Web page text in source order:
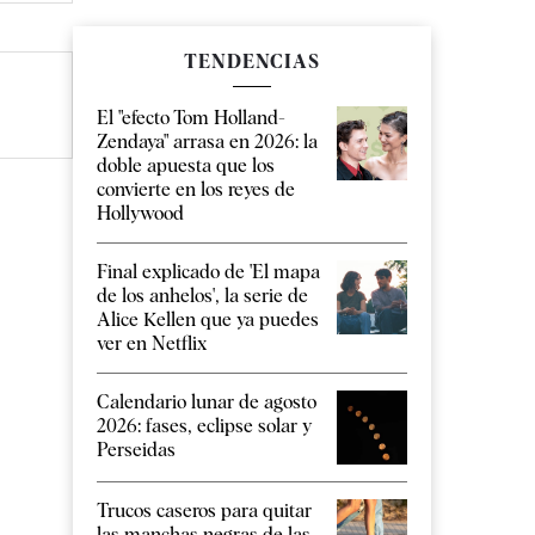
TENDENCIAS
El "efecto Tom Holland-
Zendaya" arrasa en 2026: la
doble apuesta que los
convierte en los reyes de
Hollywood
Final explicado de 'El mapa
de los anhelos', la serie de
Alice Kellen que ya puedes
ver en Netflix
Calendario lunar de agosto
2026: fases, eclipse solar y
Perseidas
Trucos caseros para quitar